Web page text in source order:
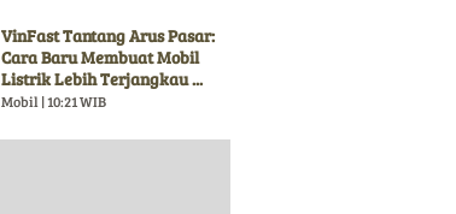
VinFast Tantang Arus Pasar:
Cara Baru Membuat Mobil
Listrik Lebih Terjangkau ...
Mobil | 10:21 WIB